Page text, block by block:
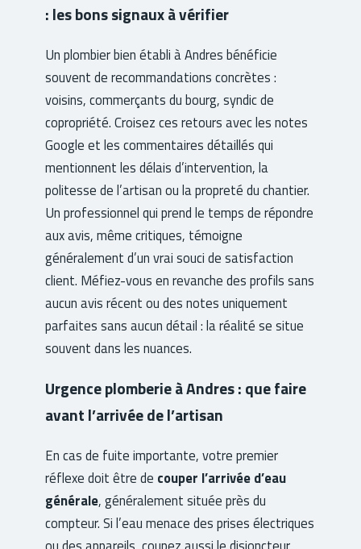
: les bons signaux à vérifier
Un plombier bien établi à Andres bénéficie
souvent de recommandations concrètes :
voisins, commerçants du bourg, syndic de
copropriété. Croisez ces retours avec les notes
Google et les commentaires détaillés qui
mentionnent les délais d’intervention, la
politesse de l’artisan ou la propreté du chantier.
Un professionnel qui prend le temps de répondre
aux avis, même critiques, témoigne
généralement d’un vrai souci de satisfaction
client. Méfiez-vous en revanche des profils sans
aucun avis récent ou des notes uniquement
parfaites sans aucun détail : la réalité se situe
souvent dans les nuances.
Urgence plomberie à Andres : que faire
avant l’arrivée de l’artisan
En cas de fuite importante, votre premier
réflexe doit être de couper l’arrivée d’eau
générale, généralement située près du
compteur. Si l’eau menace des prises électriques